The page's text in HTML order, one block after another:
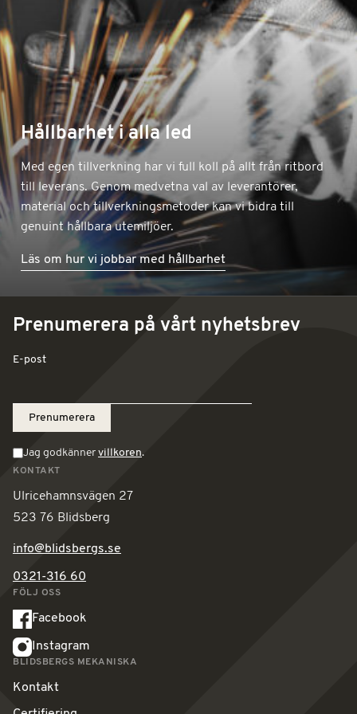
Hållbarhet i alla led
Med egen tillverkning har vi full koll på allt från ritbord
till leverans. Genom medvetna val av leverantörer,
material och tillverkningsmetoder kan vi bidra till
genuint hållbara utemiljöer.
Läs om hur vi jobbar med hållbarhet
KONTAKT
Ulricehamnsvägen 27
523 76 Blidsberg
info@blidsbergs.se
0321-316 60
FÖLJ OSS
Facebook
Instagram
BLIDSBERGS MEKANISKA
Kontakt
Prenumerera på vårt nyhetsbrev
E-post
Jag godkänner villkoren.